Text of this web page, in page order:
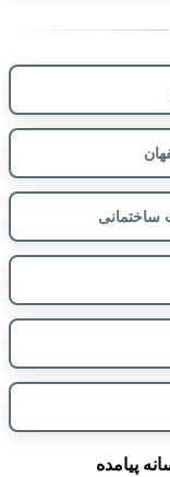
ساختمانی
پیامده